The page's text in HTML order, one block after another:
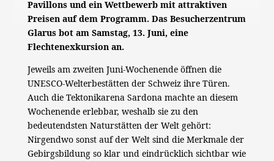
Pavillons und ein Wettbewerb mit attraktiven
Preisen auf dem Programm. Das Besucherzentrum
Glarus bot am Samstag, 13. Juni, eine
Flechtenexkursion an.
Jeweils am zweiten Juni-Wochenende öffnen die
UNESCO-Welterbestätten der Schweiz ihre Türen.
Auch die Tektonikarena Sardona machte an diesem
Wochenende erlebbar, weshalb sie zu den
bedeutendsten Naturstätten der Welt gehört:
Nirgendwo sonst auf der Welt sind die Merkmale der
Gebirgsbildung so klar und eindrücklich sichtbar wie